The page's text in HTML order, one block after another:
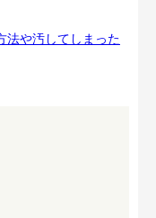
法や汚してしまった